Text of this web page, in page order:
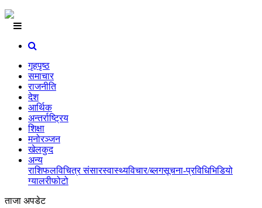
गृहपृष्ठ
समाचार
राजनीति
देश
आर्थिक
अन्तर्राष्ट्रिय
शिक्षा
मनोरञ्जन
खेलकुद
अन्य
राशिफलविचित्र संसारस्वास्थ्यविचार/ब्लगसूचना-प्रविधिभिडियो
ग्यालरीफोटो
ताजा अपडेट